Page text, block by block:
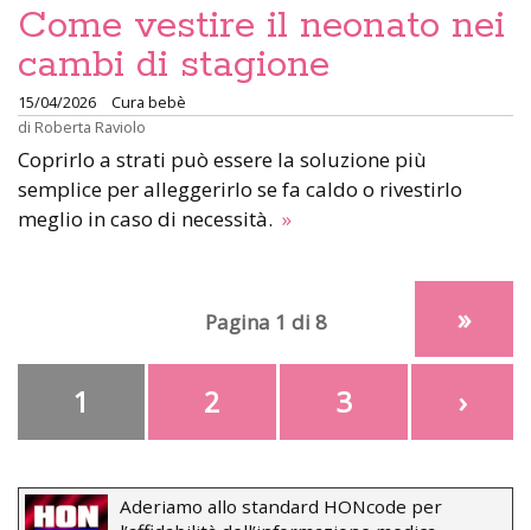
Come vestire il neonato nei
cambi di stagione
15/04/2026
Cura bebè
di Roberta Raviolo
Coprirlo a strati può essere la soluzione più
semplice per alleggerirlo se fa caldo o rivestirlo
meglio in caso di necessità. »
Pagina 1 di 8
1 2 3 ›
»
Aderiamo allo standard HONcode per